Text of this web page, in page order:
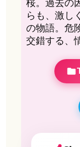
らも、激し
の物語。危
交錯する、